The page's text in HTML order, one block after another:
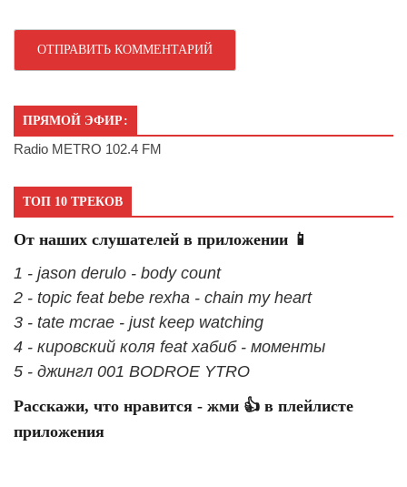
ПРЯМОЙ ЭФИР:
Radio METRO 102.4 FM
ТОП 10 ТРЕКОВ
От наших слушателей в приложении 📱
1 - jason derulo - body count
2 - topic feat bebe rexha - chain my heart
3 - tate mcrae - just keep watching
4 - кировский коля feat хабиб - моменты
5 - джингл 001 BODROE YTRO
Расскажи, что нравится - жми 👍 в плейлисте
приложения